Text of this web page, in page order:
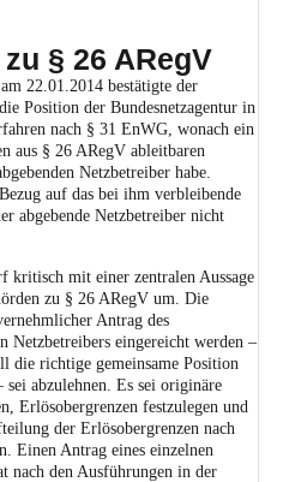
§ 26 ARegV
22.01.2014 bestätigte der
die Position der Bundesnetzagentur in
nach § 31 EnWG, wonach ein
aus § 26 ARegV ableitbaren
Netzbetreiber habe.
auf das bei ihm verbleibende
abgebende Netzbetreiber nicht
kritisch mit einer zentralen Aussage
zu § 26 ARegV um. Die
Antrag des
Netzbetreibers eingereicht werden –
die richtige gemeinsame Position
abzulehnen. Es sei originäre
Erlösobergrenzen festzulegen und
der Erlösobergrenzen nach
Einen Antrag eines einzelnen
nach den Ausführungen in der